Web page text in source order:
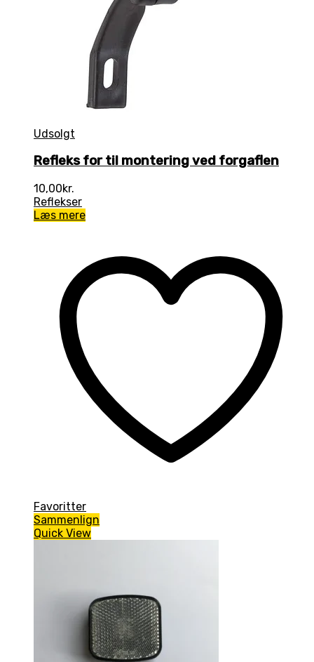
Udsolgt
Refleks for til montering ved forgaflen
10,00kr.
Reflekser
Læs mere
Favoritter
Sammenlign
Quick View